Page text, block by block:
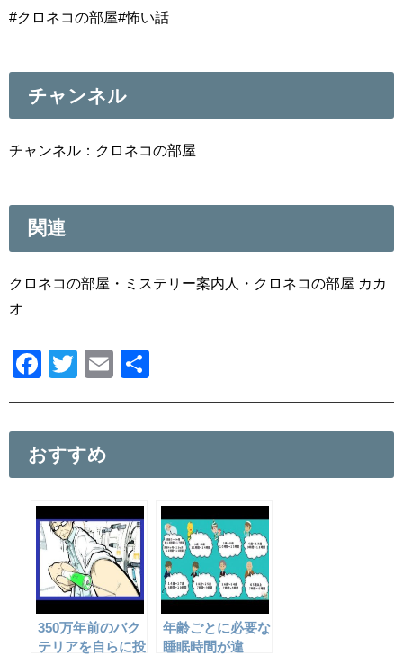
#クロネコの部屋#怖い話
チャンネル
チャンネル：クロネコの部屋
関連
クロネコの部屋・ミステリー案内人・クロネコの部屋 カカ
オ
F
e
b
o
o
k
T
er
E
おすすめ
350万年前のバク
テリアを自らに投
年齢ごとに必要な
睡眠時間が違